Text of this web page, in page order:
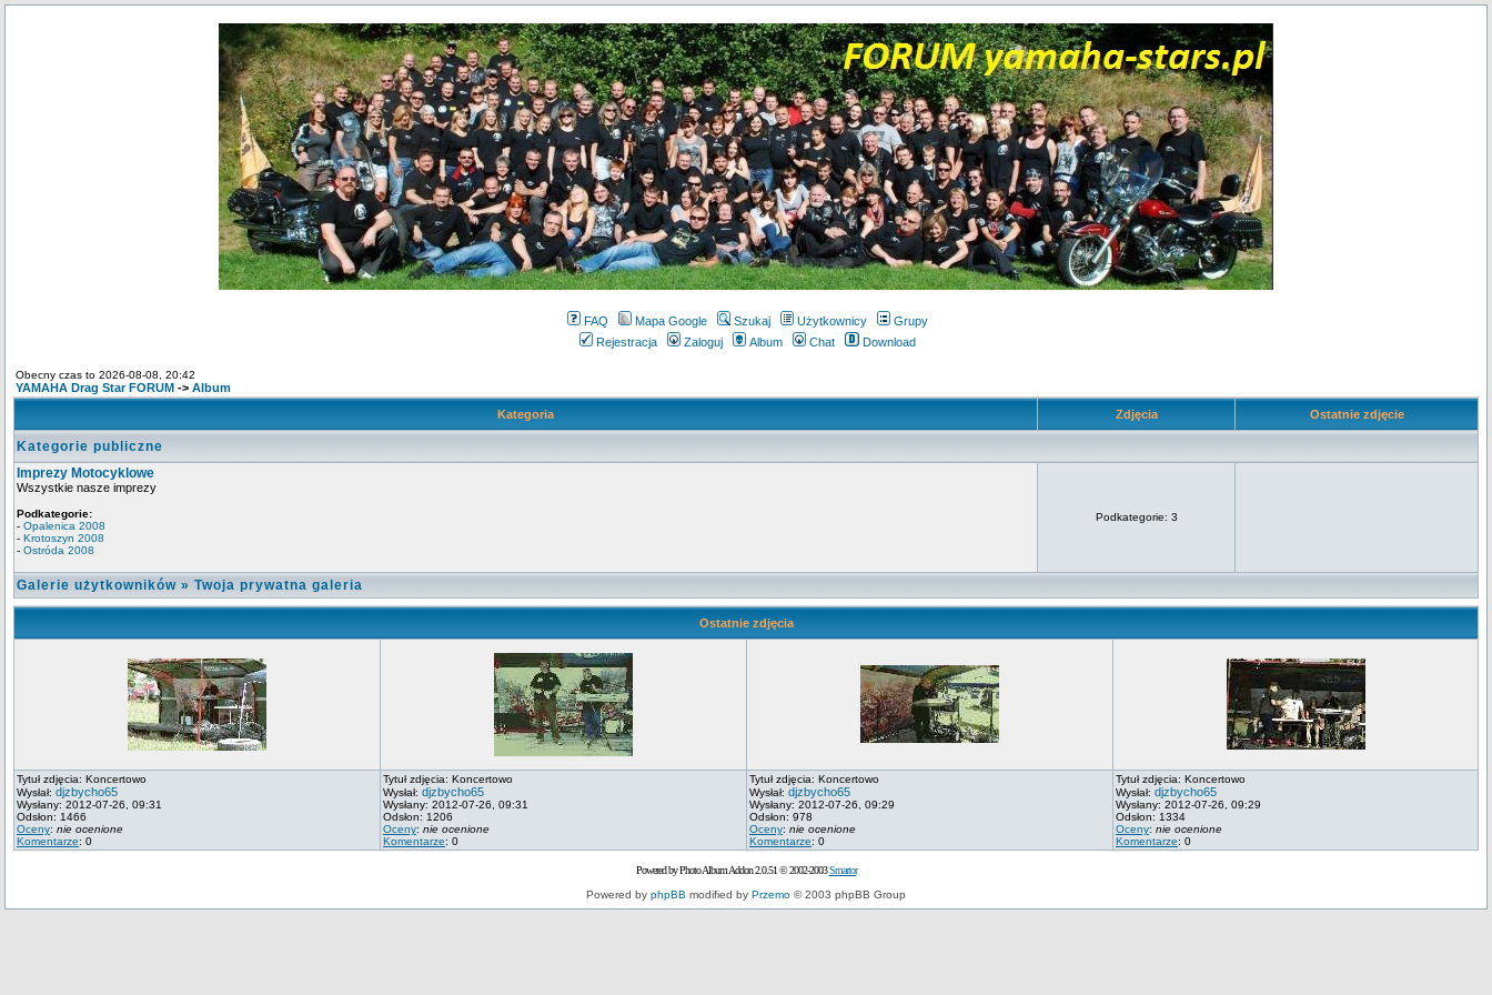
FAQ Mapa Google Szukaj Użytkownicy
Grupy
Rejestracja
Zaloguj Album Chat Download
Obecny czas to 2026-08-08, 20:42
YAMAHA Drag Star FORUM -> Album
Kategoria
Zdjęcia Ostatnie zdjęcie
Kategorie publiczne
Imprezy Motocyklowe
Wszystkie nasze imprezy
Podkategorie:
- Opalenica 2008
- Krotoszyn 2008
- Ostróda 2008
Podkategorie: 3
Galerie użytkowników » Twoja prywatna galeria
Ostatnie zdjęcia
Tytuł zdjęcia: Koncertowo
Wysłał: djzbycho65
Wysłany: 2012-07-26, 09:31
Odsłon: 1466
Oceny: nie ocenione
Komentarze: 0
Tytuł zdjęcia: Koncertowo
Wysłał: djzbycho65
Wysłany: 2012-07-26, 09:31
Odsłon: 1206
Oceny: nie ocenione
Komentarze: 0
Tytuł zdjęcia: Koncertowo
Wysłał: djzbycho65
Wysłany: 2012-07-26, 09:29
Odsłon: 978
Oceny: nie ocenione
Komentarze: 0
Tytuł zdjęcia: Koncertowo
Wysłał: djzbycho65
Wysłany: 2012-07-26, 09:29
Odsłon: 1334
Oceny: nie ocenione
Komentarze: 0
Powered by Photo Album Addon 2.0.51 © 2002-2003Smartor
Powered by phpBB modified by Przemo © 2003 phpBB Group